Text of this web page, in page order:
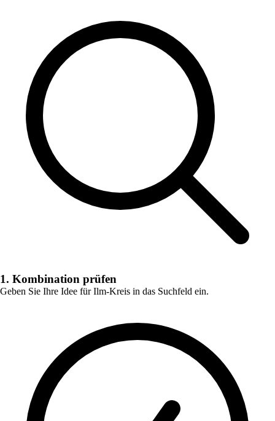
1. Kombination prüfen
Geben Sie Ihre Idee fürIlm-Kreis in das Suchfeld ein.